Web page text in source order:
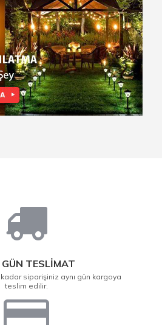
TESLİMAT
siparişiniz aynı gün kargoya
teslim edilir.